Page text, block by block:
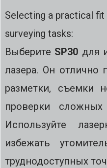
Selecting a practical
surveying tasks:
Выберите SP30 для
лазера. Он отлично
разметки, съемки
проверки сложных
Используйте
избежать
труднодоступных